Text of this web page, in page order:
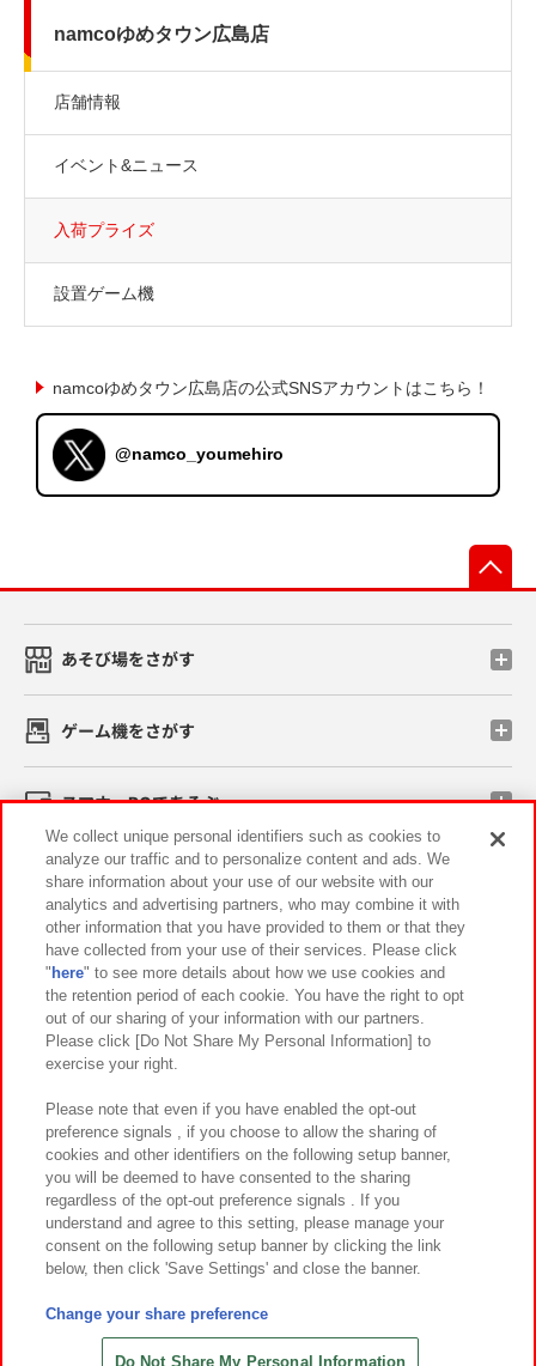
namcoゆめタウン広島店
店舗情報
イベント&ニュース
入荷プライズ
設置ゲーム機
namcoゆめタウン広島店の公式SNSアカウントはこちら！
@namco_youmehiro
あそび場をさがす
ゲーム機をさがす
スマホ・PCであそぶ
イベント・キャンペーン
関連会社 サステナビリティ サイトポリシー
プライバシーポリシー ウェブアクセシビリティ方針と検証結果
お取引先さまとともに
カスタマーハラスメント対応方針 よくあるご質問・お問い合わせ
©Bandai Namco Amusement Inc.
©Bandai Namco Amusement Lab Inc.
©HANAYASHIKI Co., Ltd. All Rights Reserved.
We collect unique personal identifiers such as cookies to
analyze our traffic and to personalize content and ads. We
share information about your use of our website with our
analytics and advertising partners, who may combine it with
other information that you have provided to them or that they
have collected from your use of their services. Please click
" here" to see more details about how we use cookies and
the retention period of each cookie. You have the right to opt
out of our sharing of your information with our partners.
Please click [Do Not Share My Personal Information] to
exercise your right.
Please note that even if you have enabled the opt-out
preference signals , if you choose to allow the sharing of
cookies and other identifiers on the following setup banner,
you will be deemed to have consented to the sharing
regardless of the opt-out preference signals . If you
understand and agree to this setting, please manage your
consent on the following setup banner by clicking the link
below, then click 'Save Settings' and close the banner.
Change your share preference
Do Not Share My Personal Information